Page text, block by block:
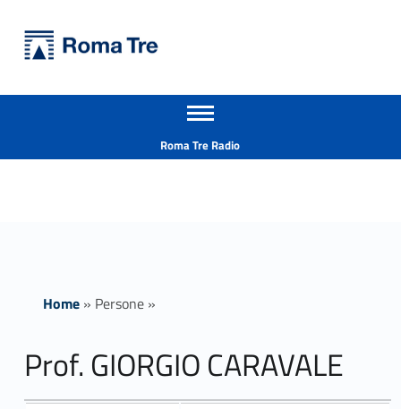
Prof. GIORGIO CARAVALE insegnamenti - Università Roma Tre
Apri il menu secondario
Roma Tre Radio
Home» Persone»
Prof. GIORGIO CARAVALE